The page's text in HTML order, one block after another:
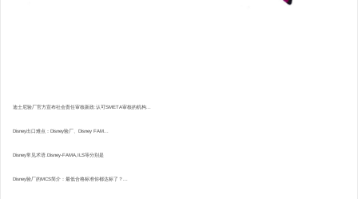
迪士尼验厂官方宣布社会责任审核新政:认可SMETA审核的机构...
Disney出口难点：Disney验厂、Disney FAM...
Disney常见术语.Disney-FAMA,ILS等分别是
Disney验厂的MCS简介：最低合格标准你都达标了？...